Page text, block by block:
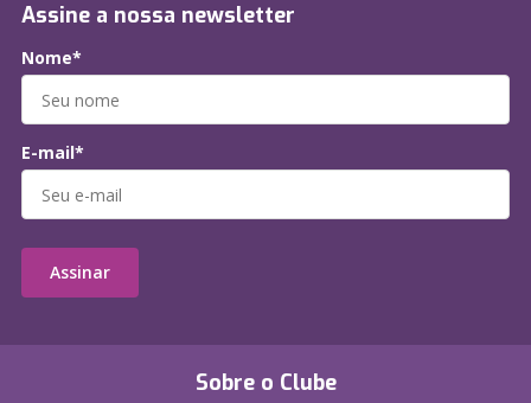
Sobre o Clube
Assine a nossa newsletter
Nome*
E-mail*
Assinar